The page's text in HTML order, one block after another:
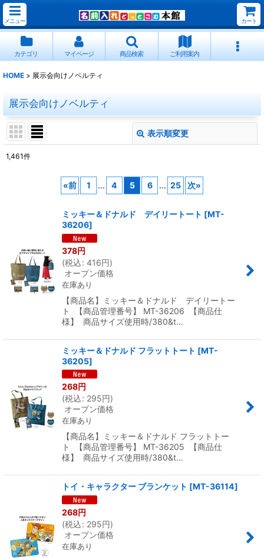
メニュー カート
カテゴリ マイページ 商品検索 ご利用案内
HOME > 展示会向けノベルティ
展示会向けノベルティ
表示順変更
1,461件
«前 1 ... 4 5 6 ... 25 次»
ミッキー＆ドナルド デイリートート [MT-
36206]
378円
(税込: 416円)
オープン価格
在庫あり
【商品名】ミッキー＆ドナルド デイリートー
ト 【商品管理番号】 MT-36206 【商品仕
様】 商品サイズ使用時/380&t…
ミッキー＆ドナルド フラットトート [MT-
36205]
268円
(税込: 295円)
オープン価格
在庫あり
【商品名】ミッキー＆ドナルド フラットトー
ト 【商品管理番号】 MT-36205 【商品仕
様】 商品サイズ使用時/380&t…
トイ・キャラクター ブランケット [MT-36114]
268円
(税込: 295円)
オープン価格
在庫あり